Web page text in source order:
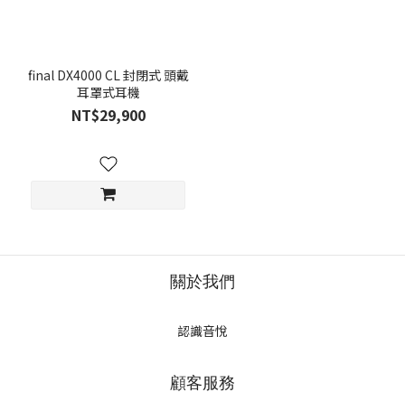
final DX4000 CL 封閉式 頭戴
耳罩式耳機
NT$29,900
關於我們
認識音悅
顧客服務